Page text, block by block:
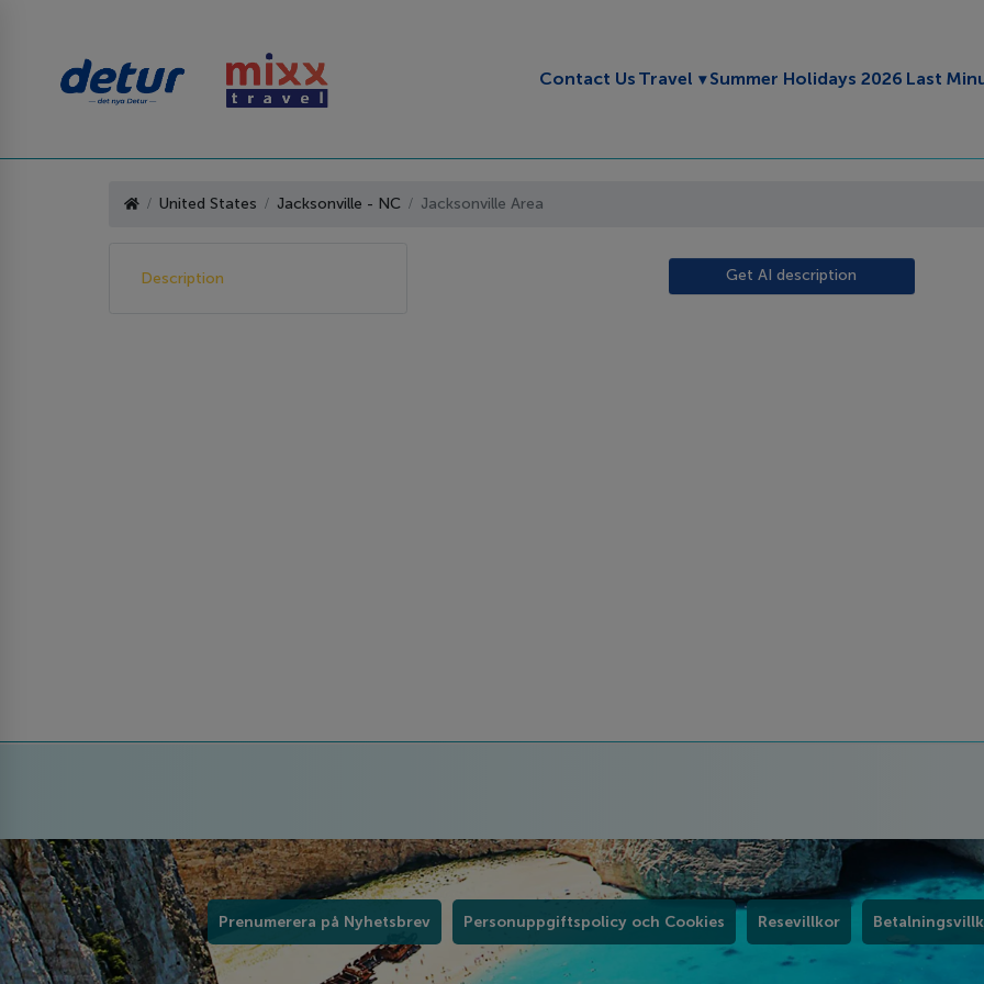
Contact Us Travel Toggle submenu
Summer Holidays 2026 Last
United States Jacksonville - NC Jacksonville Area
Description Get AI description
Prenumerera på Nyhetsbrev Personuppgiftspolicy och Cookies Resevillkor